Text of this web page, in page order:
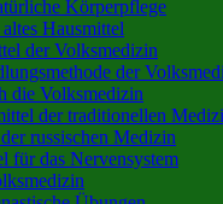
Körperpflege
Hausmittel
der Volksmedizin
der
die Volksmedizin
der traditionellen
russischen Medizin
für das Nervensystem